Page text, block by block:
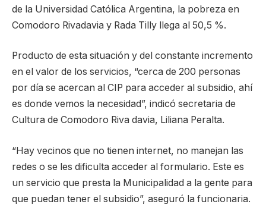
de la Universidad Católica Argentina, la pobreza en
Comodoro Rivadavia y Rada Tilly llega al 50,5 %.
Producto de esta situación y del constante incremento
en el valor de los servicios, “cerca de 200 personas
por día se acercan al CIP para acceder al subsidio, ahí
es donde vemos la necesidad”, indicó secretaria de
Cultura de Comodoro Riva davia, Liliana Peralta.
“Hay vecinos que no tienen internet, no manejan las
redes o se les dificulta acceder al formulario. Este es
un servicio que presta la Municipalidad a la gente para
que puedan tener el subsidio”, aseguró la funcionaria.